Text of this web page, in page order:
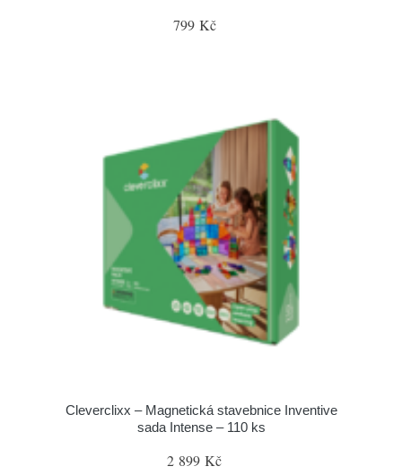
799 Kč
Cleverclixx – Magnetická stavebnice Inventive
sada Intense – 110 ks
2 899 Kč